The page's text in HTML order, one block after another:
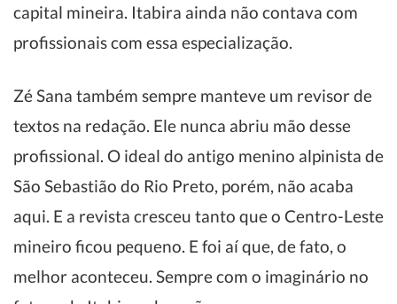
capital mineira. Itabira ainda não contava com
profissionais com essa especialização.
Zé Sana também sempre manteve um revisor de
textos na redação. Ele nunca abriu mão desse
profissional. O ideal do antigo menino alpinista de
São Sebastião do Rio Preto, porém, não acaba
aqui. E a revista cresceu tanto que o Centro-Leste
mineiro ficou pequeno. E foi aí que, de fato, o
melhor aconteceu. Sempre com o imaginário no